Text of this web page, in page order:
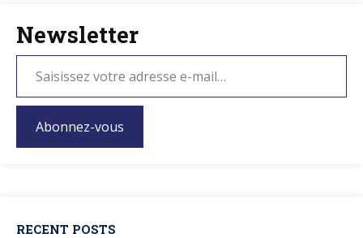
Newsletter
Abonnez-vous
RECENT POSTS